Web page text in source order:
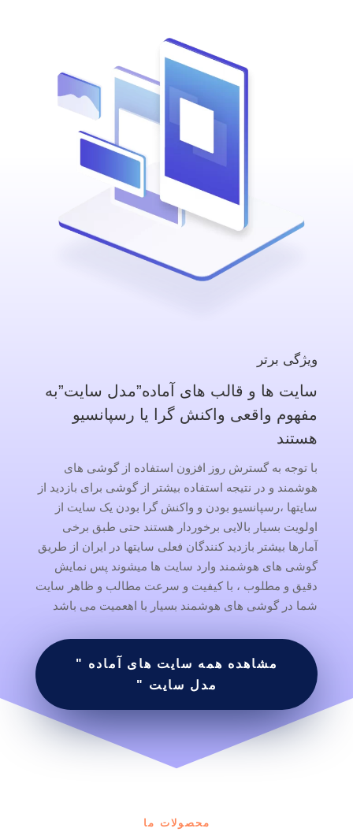
ویژگی برتر
سایت ها و قالب های آماده”مدل سایت”به
مفهوم واقعی واکنش گرا یا رسپانسیو
هستند
با توجه به گسترش روز افزون استفاده از گوشی های
هوشمند و در نتیجه استفاده بیشتر از گوشی برای بازدید از
سایتها ،رسپانسیو بودن و واکنش گرا بودن یک سایت از
اولویت بسیار بالایی برخوردار هستند حتی طبق برخی
آمارها بیشتر بازدید کنندگان فعلی سایتها در ایران از طریق
گوشی های هوشمند وارد سایت ها میشوند پس نمایش
دقیق و مطلوب ، با کیفیت و سرعت مطالب و ظاهر سایت
شما در گوشی های هوشمند بسیار با اهعمیت می باشد
مشاهده همه سایت های آماده "
مدل سایت "
محصولات ما